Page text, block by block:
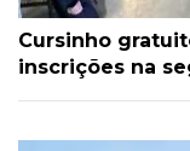
Cursinho
inscrições na